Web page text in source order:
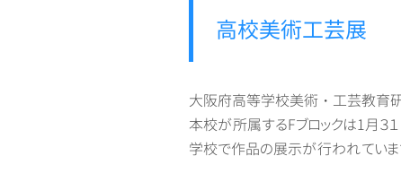
高校美術工芸展
大阪府高等学校美術・工芸教育
本校が所属するFブロックは1月３
学校で作品の展示が行われていま